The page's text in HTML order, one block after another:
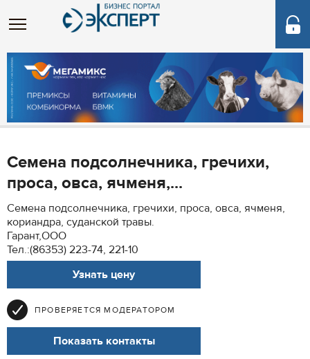
Семена подсолнечника, гречихи,
проса, овса, ячменя,...
Семена подсолнечника, гречихи, проса, овса, ячменя,
кориандра, суданской травы.
Гарант,ООО
Тел.:(86353) 223-74, 221-10
Узнать цену
ПРОВЕРЯЕТСЯ МОДЕРАТОРОМ
Показать контакты